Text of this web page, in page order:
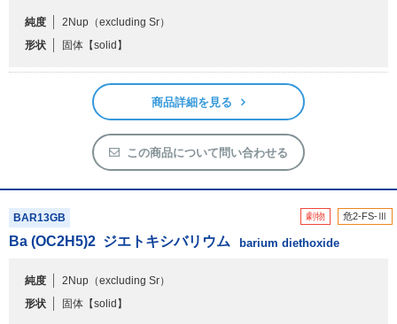
化学式で検索
和名・英名で検索
CAS番号で検索
カテゴリで検索する
商品分類
純度
2Nup（excluding Sr）
形状
固体 【solid】
商品詳細を見る
この商品について問い合わせる
劇物 危2-FS-Ⅲ
BAR13GB
Ba (OC2H5)2 ジエトキシバリウム barium diethoxide
純度
2Nup（excluding Sr）
形状
固体 【solid】